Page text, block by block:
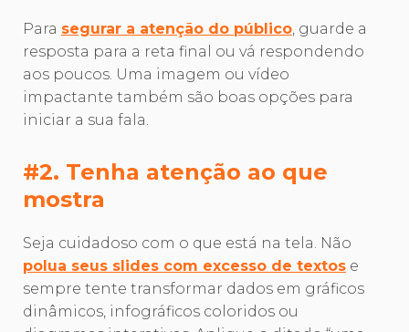
Para segurar a atenção do público, guarde a
resposta para a reta final ou vá respondendo
aos poucos. Uma imagem ou vídeo
impactante também são boas opções para
iniciar a sua fala.
#2. Tenha atenção ao que
mostra
Seja cuidadoso com o que está na tela. Não
polua seus slides com excesso de textos e
sempre tente transformar dados em gráficos
dinâmicos, infográficos coloridos ou